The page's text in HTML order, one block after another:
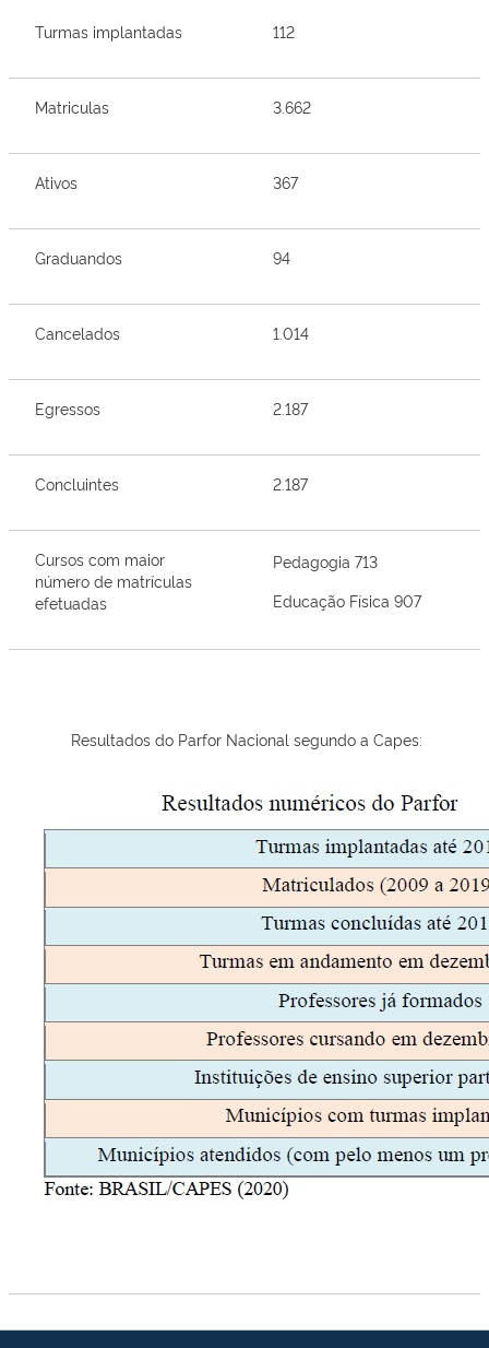
Turmas implantadas 112
Matriculas 3.662
Ativos 367
Graduandos 94
Cancelados 1.014
Egressos 2.187
Concluintes 2.187
Cursos com maior
número de matrículas
efetuadas
Pedagogia 713
Educação Física 907
Resultados do Parfor Nacional segundo a Capes: